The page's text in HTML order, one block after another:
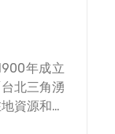
年成立
北三角湧
資源和鄰